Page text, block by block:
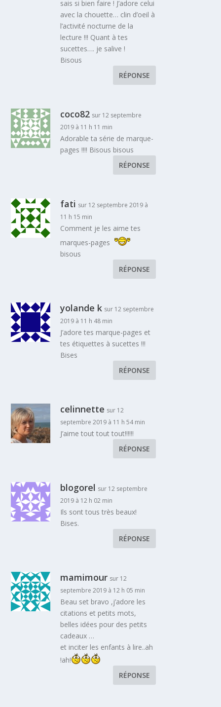
sais si bien faire ! J’adore celui
avec la chouette… clin d’oeil à
l’activité nocturne de la
lecture !!! Quant à tes
sucettes…. je salive !
Bisous
RÉPONSE
coco82 sur 12 septembre
2019 à 11 h 11 min
Adorable ta série de marque-
pages !!!! Bisous bisous
RÉPONSE
fati sur 12 septembre 2019 à
11 h 15 min
Comment je les aime tes
marques-pages
bisous
RÉPONSE
yolande k sur 12 septembre
2019 à 11 h 48 min
J’adore tes marque-pages et
tes étiquettes à sucettes !!!
Bises
RÉPONSE
celinnette sur 12
septembre 2019 à 11 h 54 min
J’aime tout tout tout!!!!!!
RÉPONSE
blogorel sur 12 septembre
2019 à 12 h 02 min
Ils sont tous très beaux!
Bises.
RÉPONSE
mamimour sur 12
septembre 2019 à 12 h 05 min
Beau set bravo ,j’adore les
citations et petits mots,
belles idées pour des petits
cadeaux …
et inciter les enfants à lire..ah
!ah!
RÉPONSE